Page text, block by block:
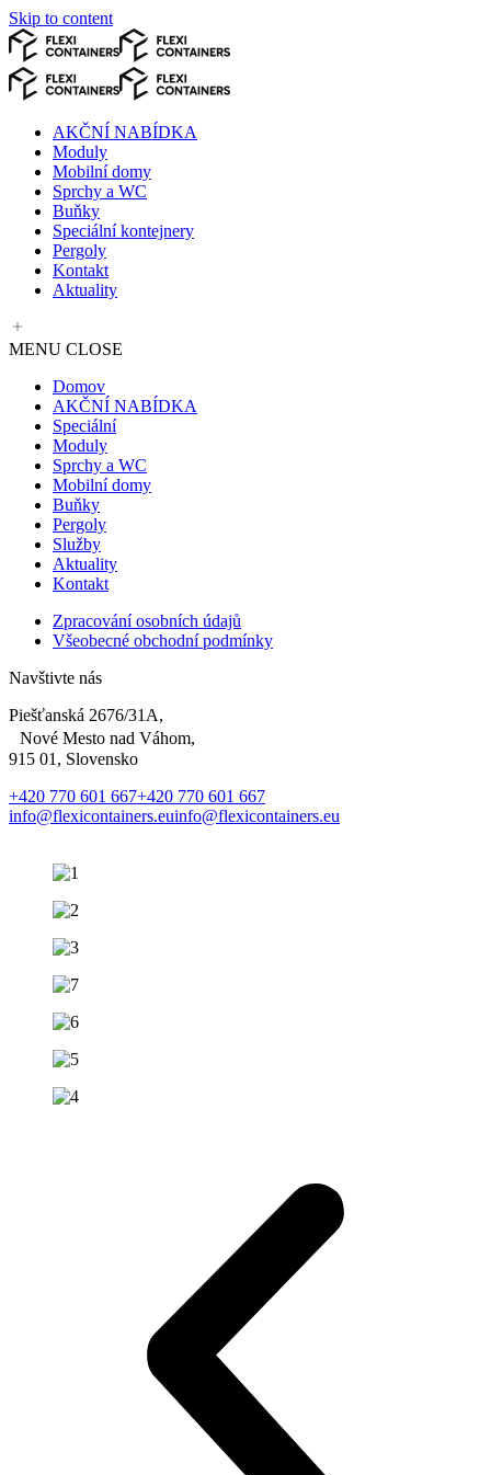
Skip to content
AKČNÍ NABÍDKA
Moduly
Mobilní domy
Sprchy a WC
Buňky
Speciální kontejnery
Pergoly
Kontakt
Aktuality
MENU CLOSE
Domov
AKČNÍ NABÍDKA
Speciální
Moduly
Sprchy a WC
Mobilní domy
Buňky
Pergoly
Služby
Aktuality
Kontakt
Zpracování osobních údajů
Všeobecné obchodní podmínky
Navštivte nás
Piešťanská 2676/31A,
Nové Mesto nad Váhom,
915 01, Slovensko
+420 770 601 667+420 770 601 667
info@flexicontainers.euinfo@flexicontainers.eu